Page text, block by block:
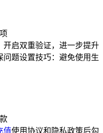
开启双重验证，进一步提升
问题设置技巧：避免使用生
值使用协议和隐私政策后勾